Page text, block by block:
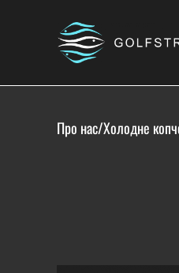
Про нас/Холодне